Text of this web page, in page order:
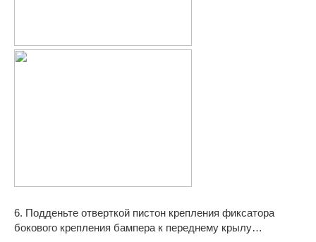
6. Подденьте отверткой пистон крепления фиксатора
бокового крепления бампера к переднему крылу…